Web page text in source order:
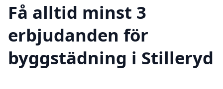
Få alltid minst 3
erbjudanden för
byggstädning i Stilleryd